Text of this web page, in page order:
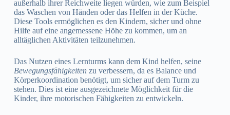
außerhalb ihrer Reichweite liegen würden, wie zum Beispiel
das Waschen von Händen oder das Helfen in der Küche.
Diese Tools ermöglichen es den Kindern, sicher und ohne
Hilfe auf eine angemessene Höhe zu kommen, um an
alltäglichen Aktivitäten teilzunehmen.
Das Nutzen eines Lernturms kann dem Kind helfen, seine
Bewegungsfähigkeitenzu verbessern, da es Balance und
Körperkoordination benötigt, um sicher auf dem Turm zu
stehen. Dies ist eine ausgezeichnete Möglichkeit für die
Kinder, ihre motorischen Fähigkeiten zu entwickeln.